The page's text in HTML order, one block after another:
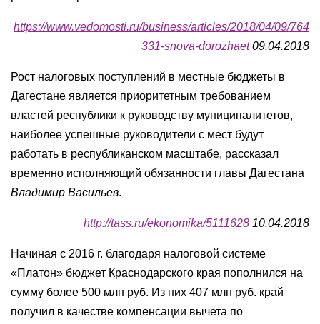
https://www.vedomosti.ru/business/articles/2018/04/09/764
331-snova-dorozhaet09.04.2018
Рост налоговых поступлений в местные бюджеты в
Дагестане является приоритетным требованием
властей республики к руководству муниципалитетов,
наиболее успешные руководители с мест будут
работать в республиканском масштабе, рассказал
временно исполняющий обязанности главы Дагестана
Владимир Васильев.
http://tass.ru/ekonomika/5111628 10.04.2018
Начиная с 2016 г. благодаря налоговой системе
«Платон» бюджет Краснодарского края пополнился на
сумму более 500 млн руб. Из них 407 млн руб. край
получил в качестве компенсации вычета по